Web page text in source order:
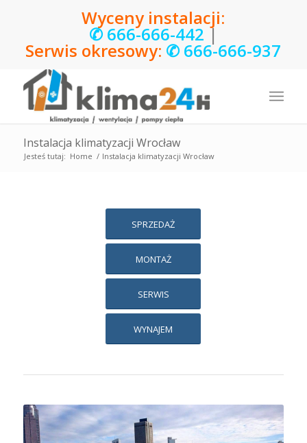
Wyceny instalacji:
✆ 666-666-442 |
Serwis okresowy: ✆ 666-666-937
Instalacja klimatyzacji Wrocław
Jesteś tutaj: Home / Instalacja klimatyzacji Wrocław
SPRZEDAŻ
MONTAŻ
SERWIS
WYNAJEM